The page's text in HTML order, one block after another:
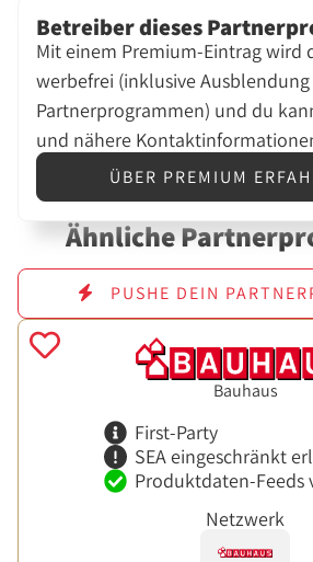
Betreiber dieses
Mit einem Premium-Eintrag wird
werbefrei (inklusive
Partnerprogrammen) und du
und nähere
ÜBER PREMIUM
Ähnliche
PUSHE DEIN
Bauhaus
First-Party
SEA eingeschränkt
Produktdaten-Feeds
Netzwerk